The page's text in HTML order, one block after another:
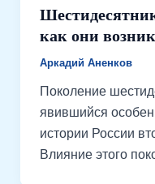
как они
Аркадий Аненков
Поколение
явившийся
истории России
Влияние этого